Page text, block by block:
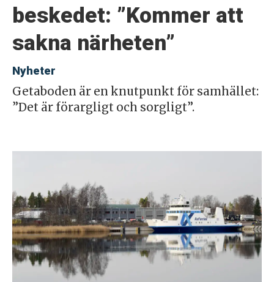
beskedet: ”Kommer att
sakna närheten”
Nyheter
Getaboden är en knutpunkt för samhället:
”Det är förargligt och sorgligt”.